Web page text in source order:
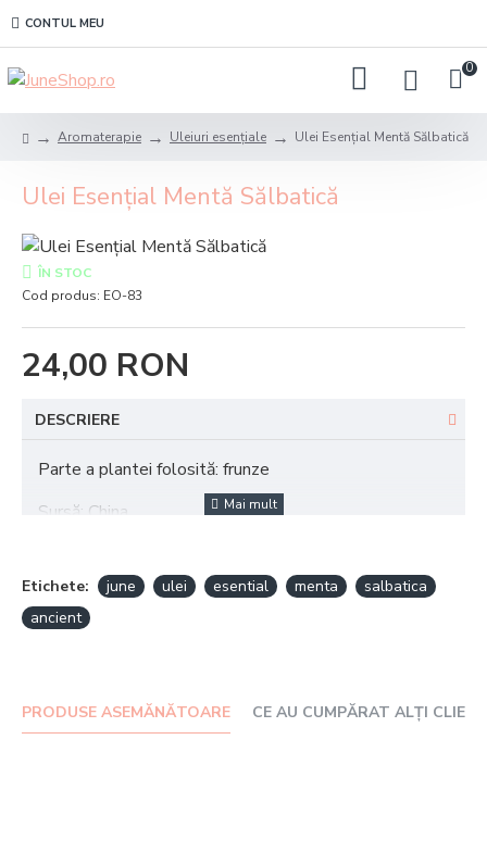
CONTUL MEU
0
Aromaterapie Uleiuri esențiale Ulei Esențial Mentă Sălbatică
Ulei Esențial Mentă Sălbatică
24,00 RON
ÎN STOC
Cod produs: EO-83
DESCRIERE
Parte a plantei folosită: frunze
Sursă: China
10 ml
Etichete: june ulei esential menta
salbatica
ancient
PRODUSE ASEMĂNĂTOARE CE AU CUMPĂRAT ALȚI